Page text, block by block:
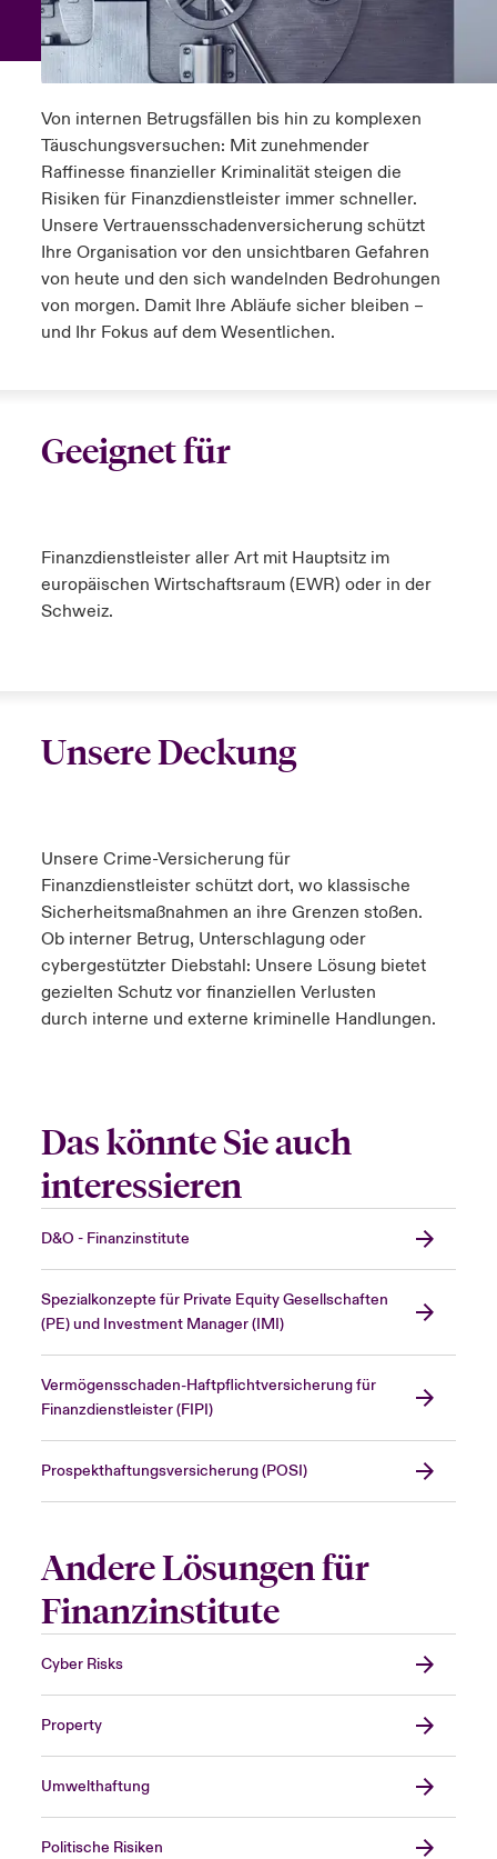
Kontakt
Anmeldung
Schäden
Investor Relations
Group
Umwelt- und Klimarisiken 2025
Cyber
Services Snapshot
Deutschland
(French)
America
(French)
America
(French)
America
(French)
America
(French)
America
(French)
America
(French)
America
(French)
America
(French)
America
(French)
America
(French)
America
Von internen Betrugsfällen bis hin zu komplexen
Täuschungsversuchen: Mit zunehmender
Raffinesse finanziellerKriminalitätsteigen die
Risiken für Finanzdienstleister immer schneller.
Unsere Vertrauensschadenversicherung schützt
Ihre Organisation vor den unsichtbaren Gefahren
von heute und den sich wandelnden Bedrohungen
von morgen. Damit Ihre Abläufe sicher bleiben –
und Ihr Fokus auf dem Wesentlichen.
Geeignet für
Finanzdienstleister aller Art mit Hauptsitz im
europäischen Wirtschaftsraum (EWR) oder in der
Schweiz.
Unsere Deckung
Unsere Crime-Versicherung für
Finanzdienstleisterschützt dort, wo klassische
Sicherheitsmaßnahmen an ihre Grenzen stoßen.
Ob interner Betrug, Unterschlagung oder
cybergestützter Diebstahl: Unsere Lösung bietet
gezielten Schutz vor finanziellen Verlusten
durch interne und externe kriminelle Handlungen.
Das könnte Sie auch
interessieren
D&O - Finanzinstitute
Spezialkonzepte für Private Equity Gesellschaften
(PE) und Investment Manager (IMI)
Vermögensschaden-Haftpflichtversicherung für
Finanzdienstleister (FIPI)
Prospekthaftungsversicherung (POSI)
Andere Lösungen für
Finanzinstitute
Cyber Risks
Property
Umwelthaftung
Politische Risiken